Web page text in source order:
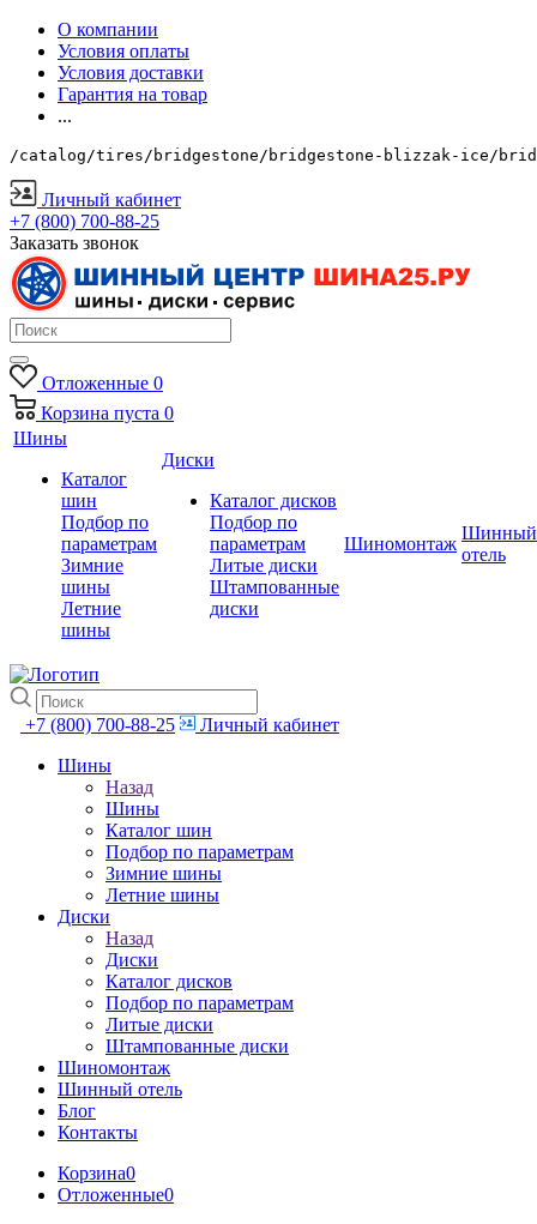
О компании
Условия оплаты
Условия доставки
Гарантия на товар
...
/catalog/tires/bridgestone/bridgestone-blizzak-ice/
Личный кабинет
+7 (800) 700-88-25
Заказать звонок
Отложенные 0
Корзина пуста 0
Шины
Каталог
шин
Подбор по
параметрам
Зимние
шины
Летние
шины
Диски
Каталог дисков
Подбор по
параметрам
Литые диски
Штампованные
диски
Шиномонтаж
Шинный
отель
+7 (800) 700-88-25
Личный кабинет
Шины
Назад
Шины
Каталог шин
Подбор по параметрам
Зимние шины
Летние шины
Диски
Назад
Диски
Каталог дисков
Подбор по параметрам
Литые диски
Штампованные диски
Шиномонтаж
Шинный отель
Блог
Контакты
Корзина0
Отложенные0